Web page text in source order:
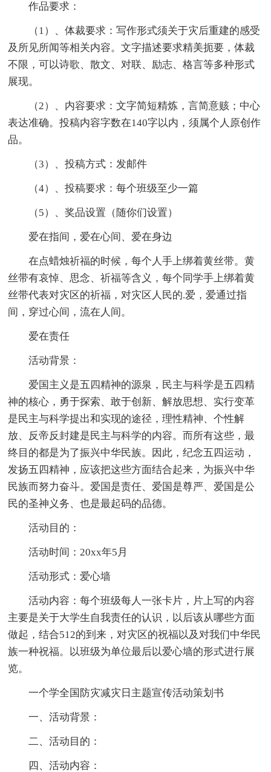
作品要求：
（1）、体裁要求：写作形式须关于灾后重建的感受
及所见所闻等相关内容。文字描述要求精美扼要，体裁
不限，可以诗歌、散文、对联、励志、格言等多种形式
展现。
（2）、内容要求：文字简短精炼，言简意赅；中心
表达准确。投稿内容字数在140字以内，须属个人原创作
品。
（3）、投稿方式：发邮件
（4）、投稿要求：每个班级至少一篇
（5）、奖品设置（随你们设置）
爱在指间，爱在心间、爱在身边
在点蜡烛祈福的时候，每个人手上绑着黄丝带。黄
丝带有哀悼、思念、祈福等含义，每个同学手上绑着黄
丝带代表对灾区的祈福，对灾区人民的.爱，爱通过指
间，穿过心间，流在人间。
爱在责任
活动背景：
爱国主义是五四精神的源泉，民主与科学是五四精
神的核心，勇于探索、敢于创新、解放思想、实行变革
是民主与科学提出和实现的途径，理性精神、个性解
放、反帝反封建是民主与科学的内容。而所有这些，最
终目的都是为了振兴中华民族。因此，纪念五四运动，
发扬五四精神，应该把这些方面结合起来，为振兴中华
民族而努力奋斗。爱国是责任、爱国是尊严、爱国是公
民的圣神义务、也是最起码的品德。
活动目的：
活动时间：20xx年5月
活动形式：爱心墙
活动内容：每个班级每人一张卡片，片上写的内容
主要是关于大学生自我责任的认识，以后该从哪些方面
做起，结合512的到来，对灾区的祝福以及对我们中华民
族一种祝福。以班级为单位最后以爱心墙的形式进行展
览。
一个学全国防灾减灾日主题宣传活动策划书
一、活动背景：
二、活动目的：
四、活动内容：